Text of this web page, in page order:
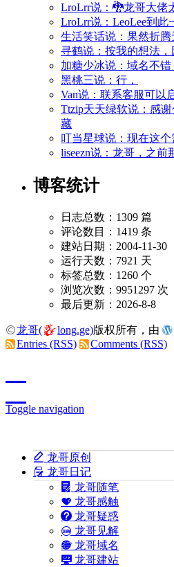
LroLrr说：🐉龙哥大佬
LroLrr说：LeoLee到此
生活笑话说：果然折
寻鹤说：按我的想法，
加糖少冰说：域名不
黑桃三说：行，
Van说：联系客服可以
Ttzip天天绿软说：感
藏
叮当星球说：现在这
liseezn说：龙哥，之前
博客统计
日志总数：1309 篇
评论数目：1419 条
建站日期：2004-11-30
运行天数：7921 天
标签总数：1260 个
浏览次数：9951297 次
最后更新：2026-8-8
龙哥( long.ge)版权所有，由
Entries (RSS)
Comments (RSS)
Toggle navigation
龙哥原创
龙哥日记
龙哥随笔
龙哥感触
龙哥疑惑
龙哥见解
龙哥域名
龙哥建站